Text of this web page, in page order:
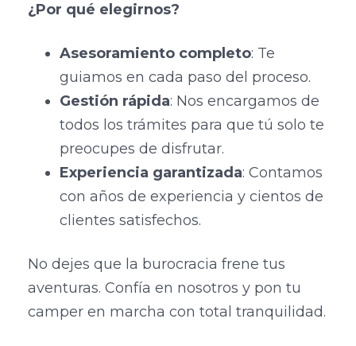
¿Por qué elegirnos?
Asesoramiento completo: Te
guiamos en cada paso del proceso.
Gestión rápida: Nos encargamos de
todos los trámites para que tú solo te
preocupes de disfrutar.
Experiencia garantizada: Contamos
con años de experiencia y cientos de
clientes satisfechos.
No dejes que la burocracia frene tus
aventuras. Confía en nosotros y pon tu
camper en marcha con total tranquilidad.